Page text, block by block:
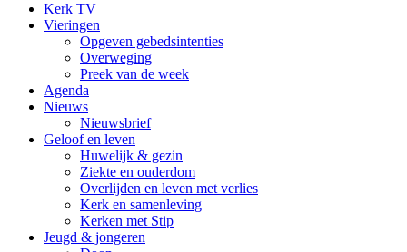
Kerk TV
Vieringen
Opgeven gebedsintenties
Overweging
Preek van de week
Agenda
Nieuws
Nieuwsbrief
Geloof en leven
Huwelijk & gezin
Ziekte en ouderdom
Overlijden en leven met verlies
Kerk en samenleving
Kerken met Stip
Jeugd & jongeren